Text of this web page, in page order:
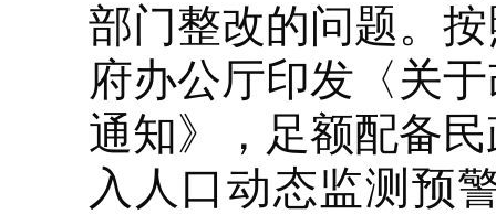
部门整改的问题。
府办公厅印发〈关
通知》，足额配备
入人口动态监测预